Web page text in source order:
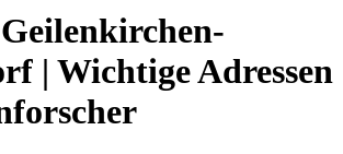
| Wichtige Adressen